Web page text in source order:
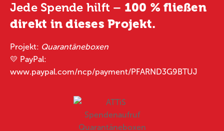
Jede Spende hilft – 100 % fließen
direkt in dieses Projekt.
Projekt: Quarantäneboxen
💛 PayPal:
www.paypal.com/ncp/payment/PFARND3G9BTUJ